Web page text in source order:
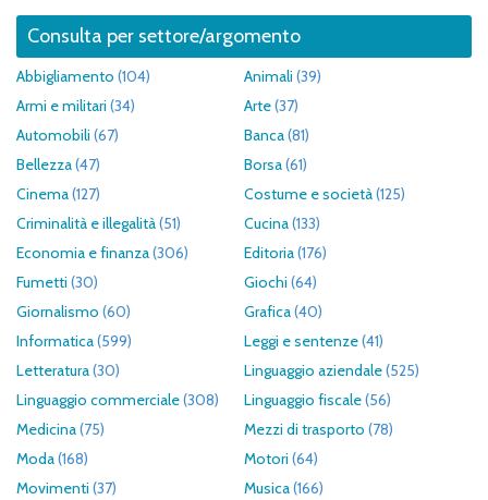
Consulta per settore/argomento
Abbigliamento (104) Animali (39)
Armi e militari (34) Arte(37)
Automobili (67) Banca(81)
Bellezza(47) Borsa(61)
Cinema(127) Costume e società(125)
Criminalità e illegalità(51) Cucina(133)
Economia e finanza(306) Editoria(176)
Fumetti (30) Giochi (64)
Giornalismo (60) Grafica(40)
Informatica(599) Leggi e sentenze(41)
Letteratura(30) Linguaggio aziendale(525)
Linguaggio commerciale(308) Linguaggio fiscale(56)
Medicina(75) Mezzi di trasporto (78)
Moda(168) Motori (64)
Movimenti (37) Musica(166)